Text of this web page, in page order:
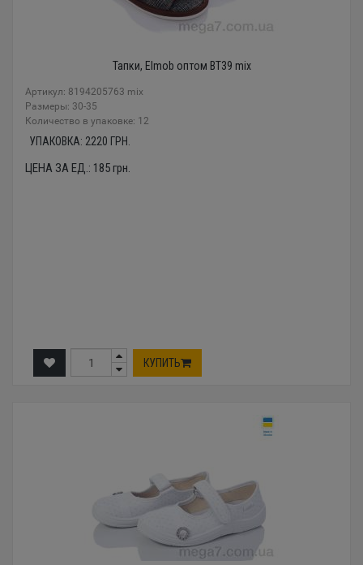
Тапки, Elmob оптом BT39 mix
Артикул: 8194205763 mix
Размеры: 30-35
Количество в упаковке: 12
УПАКОВКА: 2220 ГРН.
ЦЕНА ЗА ЕД.: 185грн.
КУПИТЬ